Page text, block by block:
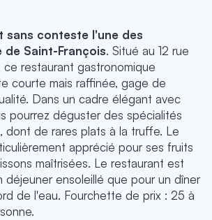
sans conteste l'une des
de Saint-François. Situé au 12 rue
ce restaurant gastronomique
courte mais raffinée, gage de
Dans un cadre élégant avec
pourrez déguster des spécialités
dont de rares plats à la truffe. Le
apprécié pour ses fruits
maîtrisées. Le restaurant est
déjeuner ensoleillé que pour un dîner
de l'eau. Fourchette de prix : 25 à